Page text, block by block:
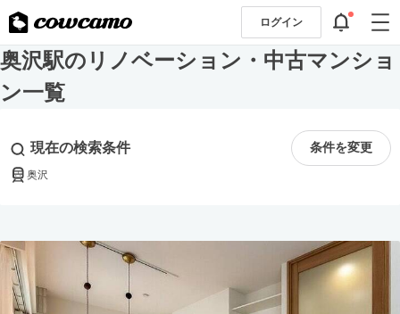
ログイン
奥沢駅のリノベーション・中古マンショ
ン一覧
現在の検索条件 条件を変更
奥沢